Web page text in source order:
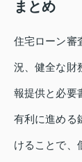
まとめ
住宅ローン審
況、健全な財
報提供と必要
有利に進める
けることで、